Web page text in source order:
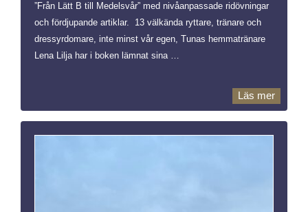
”Från Lätt B till Medelsvår” med nivåanpassade ridövningar
och fördjupande artiklar. 13 välkända ryttare, tränare och
dressyrdomare, inte minst vår egen, Tunas hemmatränare
Lena Lilja har i boken lämnat sina …
Läs mer